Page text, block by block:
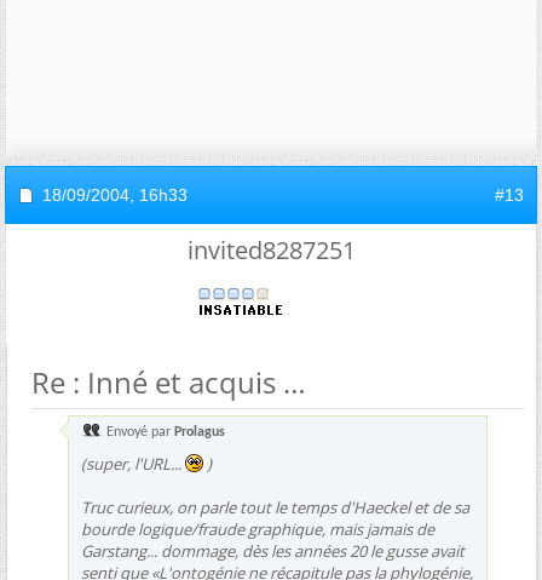
18/09/2004, 16h33 #13
invited8287251
Re : Inné et acquis
Envoyé par Prolagus
(super, l'URL...
)
Truc curieux, on parle tout le temps d'Haeckel et de sa
bourde logique/fraude graphique, mais jamais de
Garstang... dommage, dès les années 20 le gusse avait
senti que «L'ontogénie ne récapitule pas la phylogénie,